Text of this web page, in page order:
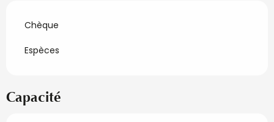
Chèque
Espèces
Capacité